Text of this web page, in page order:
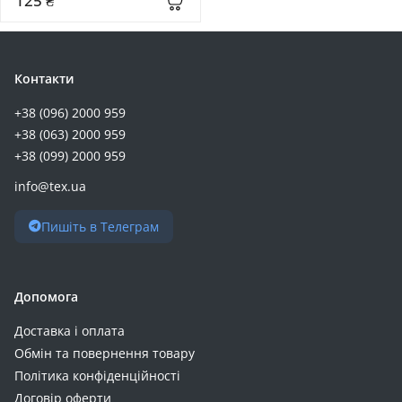
ArmorStandart (+5)
Deye (+5)
GEM (+5)
Oukitel (+5)
Vtoman (+5)
Digitus (+4)
Makelsan (+4)
Контакти
+38 (096) 2000 959
+38 (063) 2000 959
+38 (099) 2000 959
info@tex.ua
Пишіть в Телеграм
Допомога
Доставка і оплата
Обмін та повернення товару
Політика конфіденційності
Договір оферти